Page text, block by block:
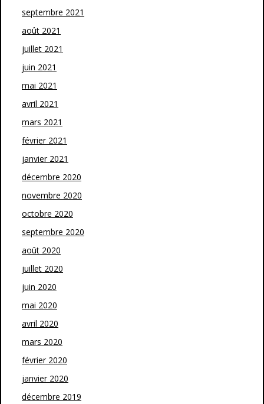
septembre 2021
août 2021
juillet 2021
juin 2021
mai 2021
avril 2021
mars 2021
février 2021
janvier 2021
décembre 2020
novembre 2020
octobre 2020
septembre 2020
août 2020
juillet 2020
juin 2020
mai 2020
avril 2020
mars 2020
février 2020
janvier 2020
décembre 2019